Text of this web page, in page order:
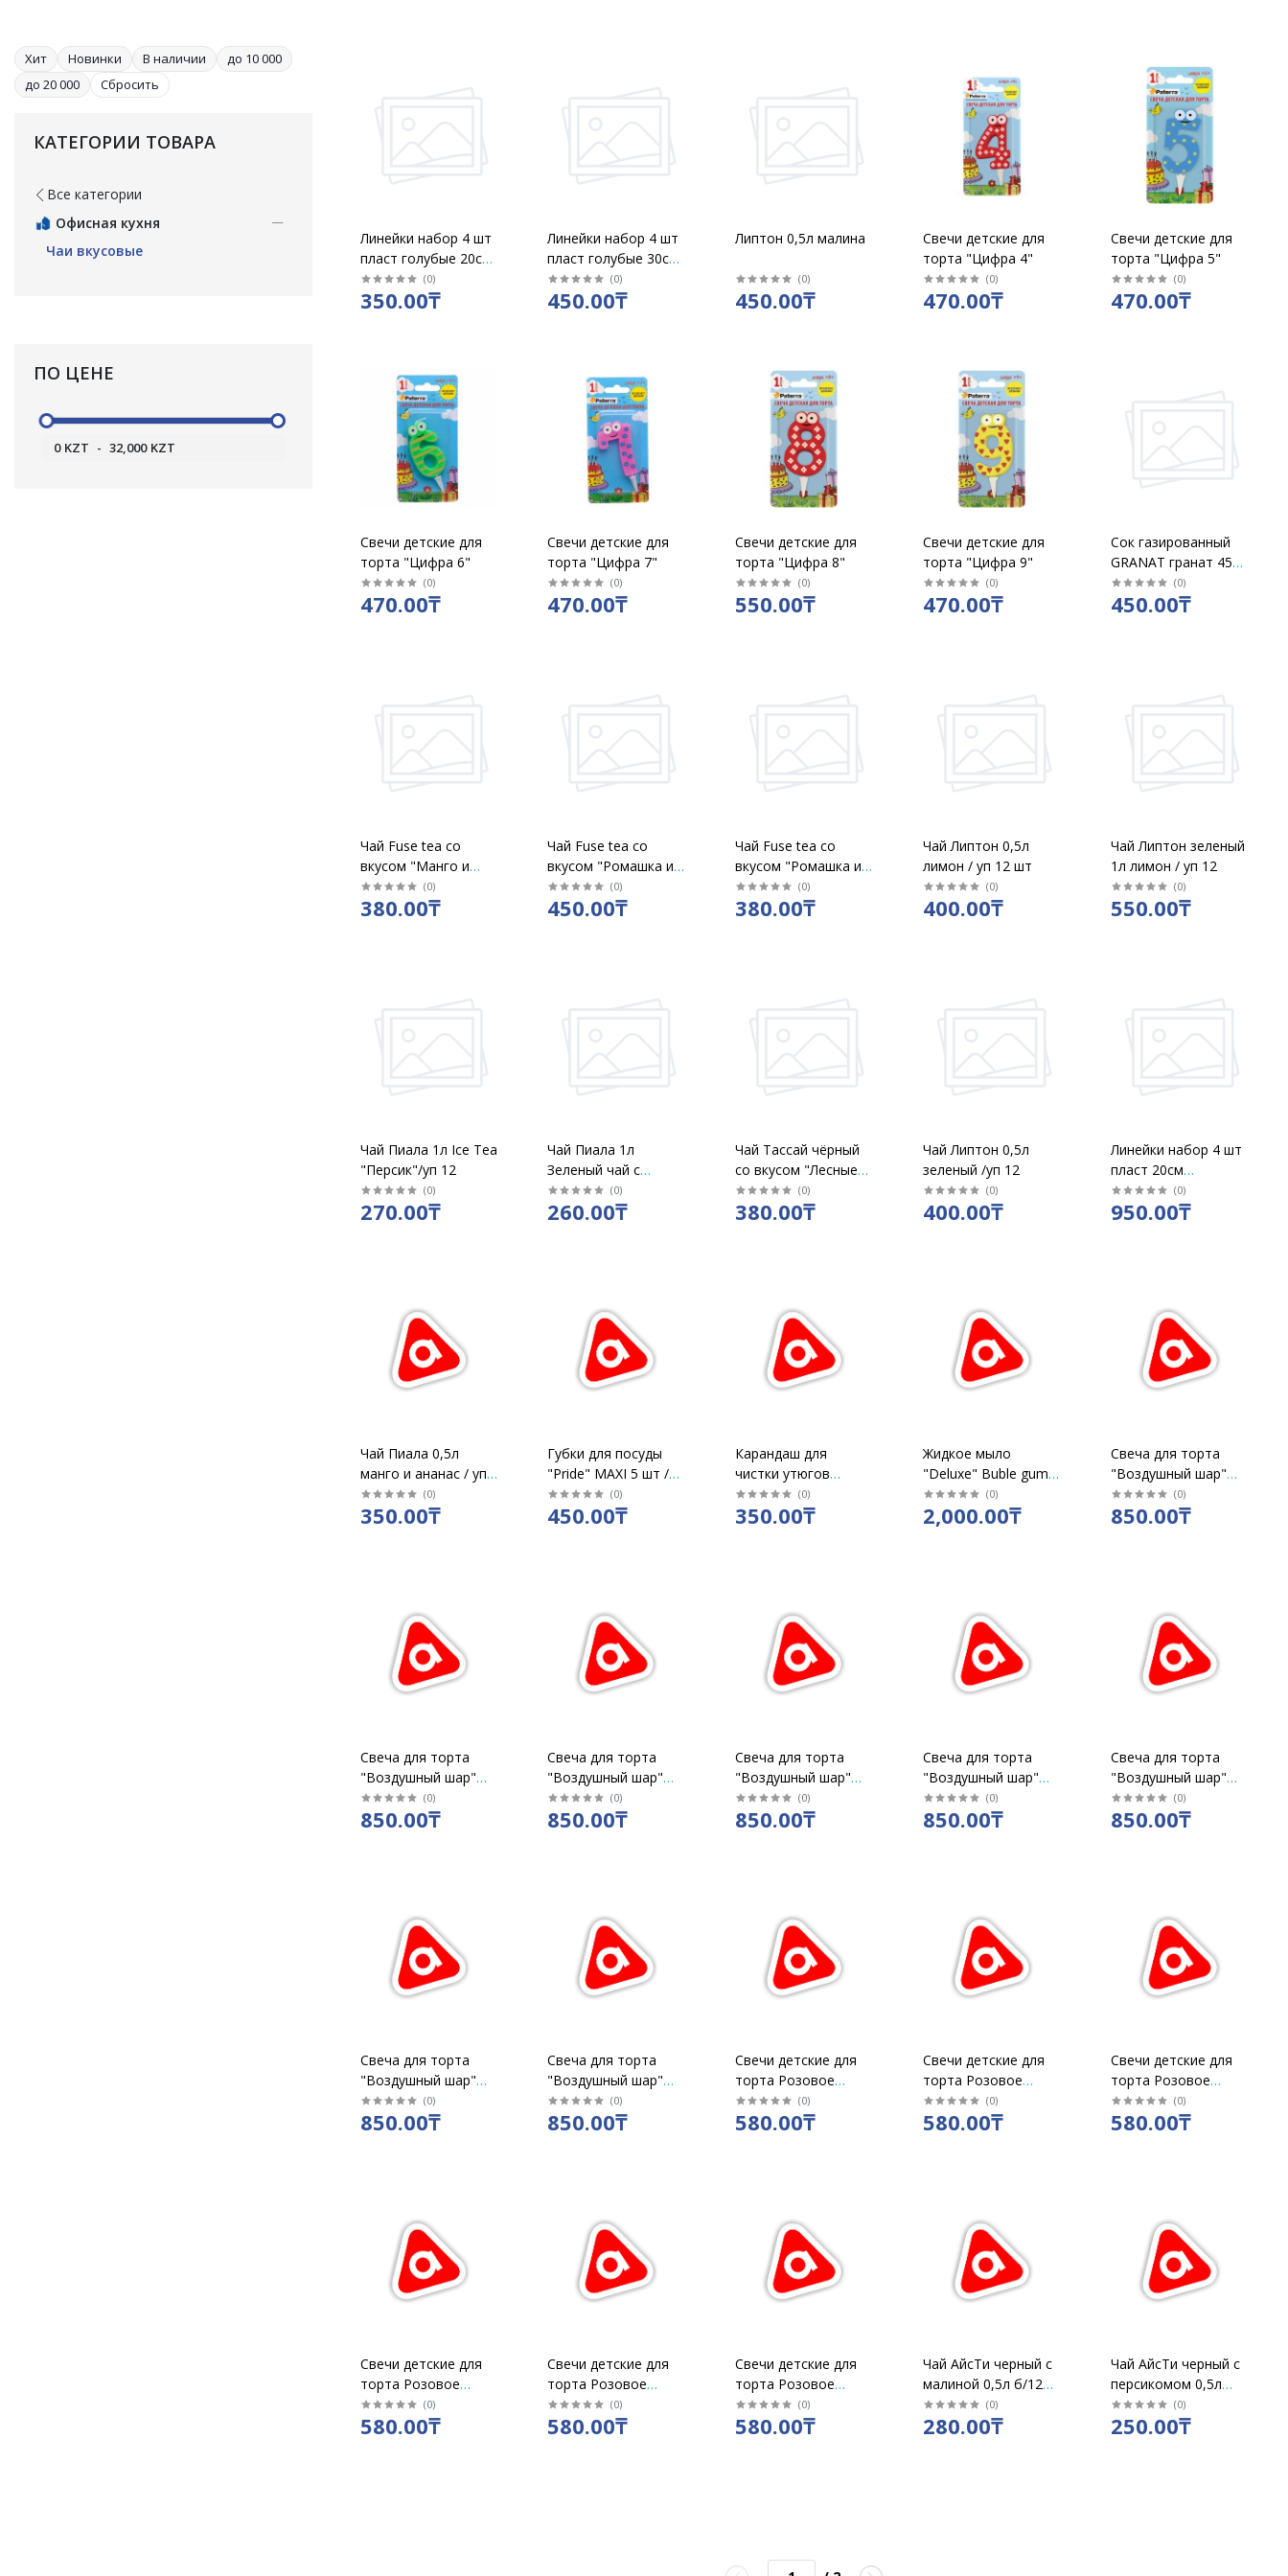
Хит Новинки В наличии
до 10 000
до 20 000
Сбросить
КАТЕГОРИИ ТОВАРА
Все категории
Офисная кухня
Чаи вкусовые
ПО ЦЕНЕ
0 KZT - 32,000 KZT
Линейки набор 4 шт
пласт голубые 20см
MARGO Classic / 204
(0)
350.00₸
Линейки набор 4 шт
пласт голубые 30см
MARGO Classic / 304
(0)
450.00₸
Липтон 0,5л малина
(0)
450.00₸
Свечи детские для
торта "Цифра 4"
(0)
470.00₸
Свечи детские для
торта "Цифра 5"
(0)
470.00₸
Свечи детские для
торта "Цифра 6"
(0)
470.00₸
Свечи детские для
торта "Цифра 7"
(0)
470.00₸
Свечи детские для
торта "Цифра 8"
(0)
550.00₸
Свечи детские для
торта "Цифра 9"
(0)
470.00₸
Сок газированный
GRANAT гранат 450
мл /бл 24 шт
(0)
450.00₸
Чай Fuse tea со
вкусом "Манго и
ананас" ж/б 330мл
(0)
380.00₸
Чай Fuse tea со
вкусом "Ромашка и
манго" 0,5 л/уп 12
(0)
450.00₸
Чай Fuse tea со
вкусом "Ромашка и
манго" ж/б 330мл
(0)
380.00₸
Чай Липтон 0,5л
лимон / уп 12 шт
(0)
400.00₸
Чай Липтон зеленый
1л лимон / уп 12
(0)
550.00₸
Чай Пиала 1л Ice Tea
"Персик"/уп 12
(0)
270.00₸
Чай Пиала 1л
Зеленый чай с
лимоном /уп 12 шт
(0)
260.00₸
Чай Тассай чёрный
со вкусом "Лесные
ягоды" 0.5 л/уп12
(0)
380.00₸
Чай Липтон 0,5л
зеленый /уп 12
(0)
400.00₸
Линейки набор 4 шт
пласт 20см
ErichKrause 1
транспортир, 2
(0)
950.00₸
Чай Пиала 0,5л
манго и ананас / уп
12
(0)
350.00₸
Губки для посуды
"Pride" MAXI 5 шт /уп
/ ГХ-008
(0)
450.00₸
Карандаш для
чистки утюгов
"Золушка" 30гр
(0)
350.00₸
Жидкое мыло
"Deluxe" Buble gum
5л
(0)
2,000.00₸
Свеча для торта
"Воздушный шар"
золото "Цифра 0"
(0)
850.00₸
Свеча для торта
"Воздушный шар"
золото "Цифра 1"
(0)
850.00₸
Свеча для торта
"Воздушный шар"
золото "Цифра 2"
(0)
850.00₸
Свеча для торта
"Воздушный шар"
золото "Цифра 3"
(0)
850.00₸
Свеча для торта
"Воздушный шар"
золото "Цифра 4"
(0)
850.00₸
Свеча для торта
"Воздушный шар"
золото "Цифра 6"
(0)
850.00₸
Свеча для торта
"Воздушный шар"
золото "Цифра 7"
(0)
850.00₸
Свеча для торта
"Воздушный шар"
золото "Цифра 8"
(0)
850.00₸
Свечи детские для
торта Розовое
золото "Цифра 3"
(0)
580.00₸
Свечи детские для
торта Розовое
золото "Цифра 4"
(0)
580.00₸
Свечи детские для
торта Розовое
золото "Цифра 5"
(0)
580.00₸
Свечи детские для
торта Розовое
золото "Цифра 7"
(0)
580.00₸
Свечи детские для
торта Розовое
золото "Цифра 8"
(0)
580.00₸
Свечи детские для
торта Розовое
золото "Цифра 9"
(0)
580.00₸
Чай АйсТи черный с
малиной 0,5л б/12
(ICE-TEA) (0)
280.00₸
Чай АйсТи черный с
персикомом 0,5л
б/12 (ICE-TEA)
(0)
250.00₸